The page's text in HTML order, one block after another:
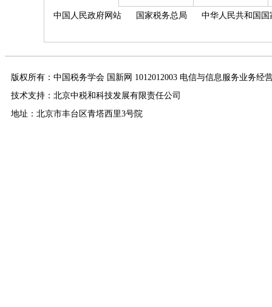
中国人民政府网站 国家税务总局 中华人民共和国
版权所有：中国税务学会 国新网 1012012003 电信与信息服务业务经
技术支持：北京中税和科技发展有限责任公司
地址：北京市丰台区青塔西里3号院